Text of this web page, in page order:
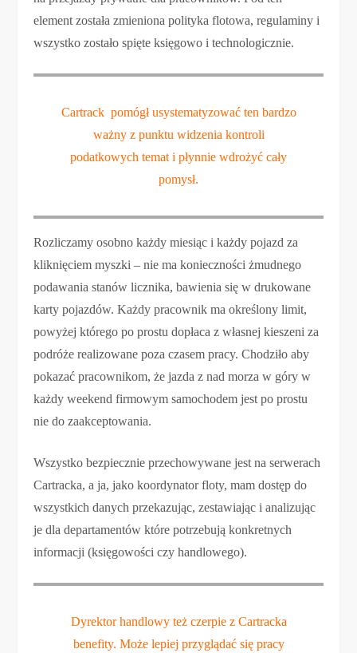
element została zmieniona polityka flotowa, regulaminy i
wszystko zostało spięte księgowo i technologicznie.
Cartrack pomógł usystematyzować ten bardzo
ważny z punktu widzenia kontroli
podatkowych temat i płynnie wdrożyć cały
pomysł.
Rozliczamy osobno każdy miesiąc i każdy pojazd za
kliknięciem myszki – nie ma konieczności żmudnego
podawania stanów licznika, bawienia się w drukowane
karty pojazdów. Każdy pracownik ma określony limit,
powyżej którego po prostu dopłaca z własnej kieszeni za
podróże realizowane poza czasem pracy. Chodziło aby
pokazać pracownikom, że jazda z nad morza w góry w
każdy weekend firmowym samochodem jest po prostu
nie do zaakceptowania.
Wszystko bezpiecznie przechowywane jest na serwerach
Cartracka, a ja, jako koordynator floty, mam dostęp do
wszystkich danych przekazując, zestawiając i analizując
je dla departamentów które potrzebują konkretnych
informacji (księgowości czy handlowego).
Dyrektor handlowy też czerpie z Cartracka
benefity. Może lepiej przyglądać się pracy